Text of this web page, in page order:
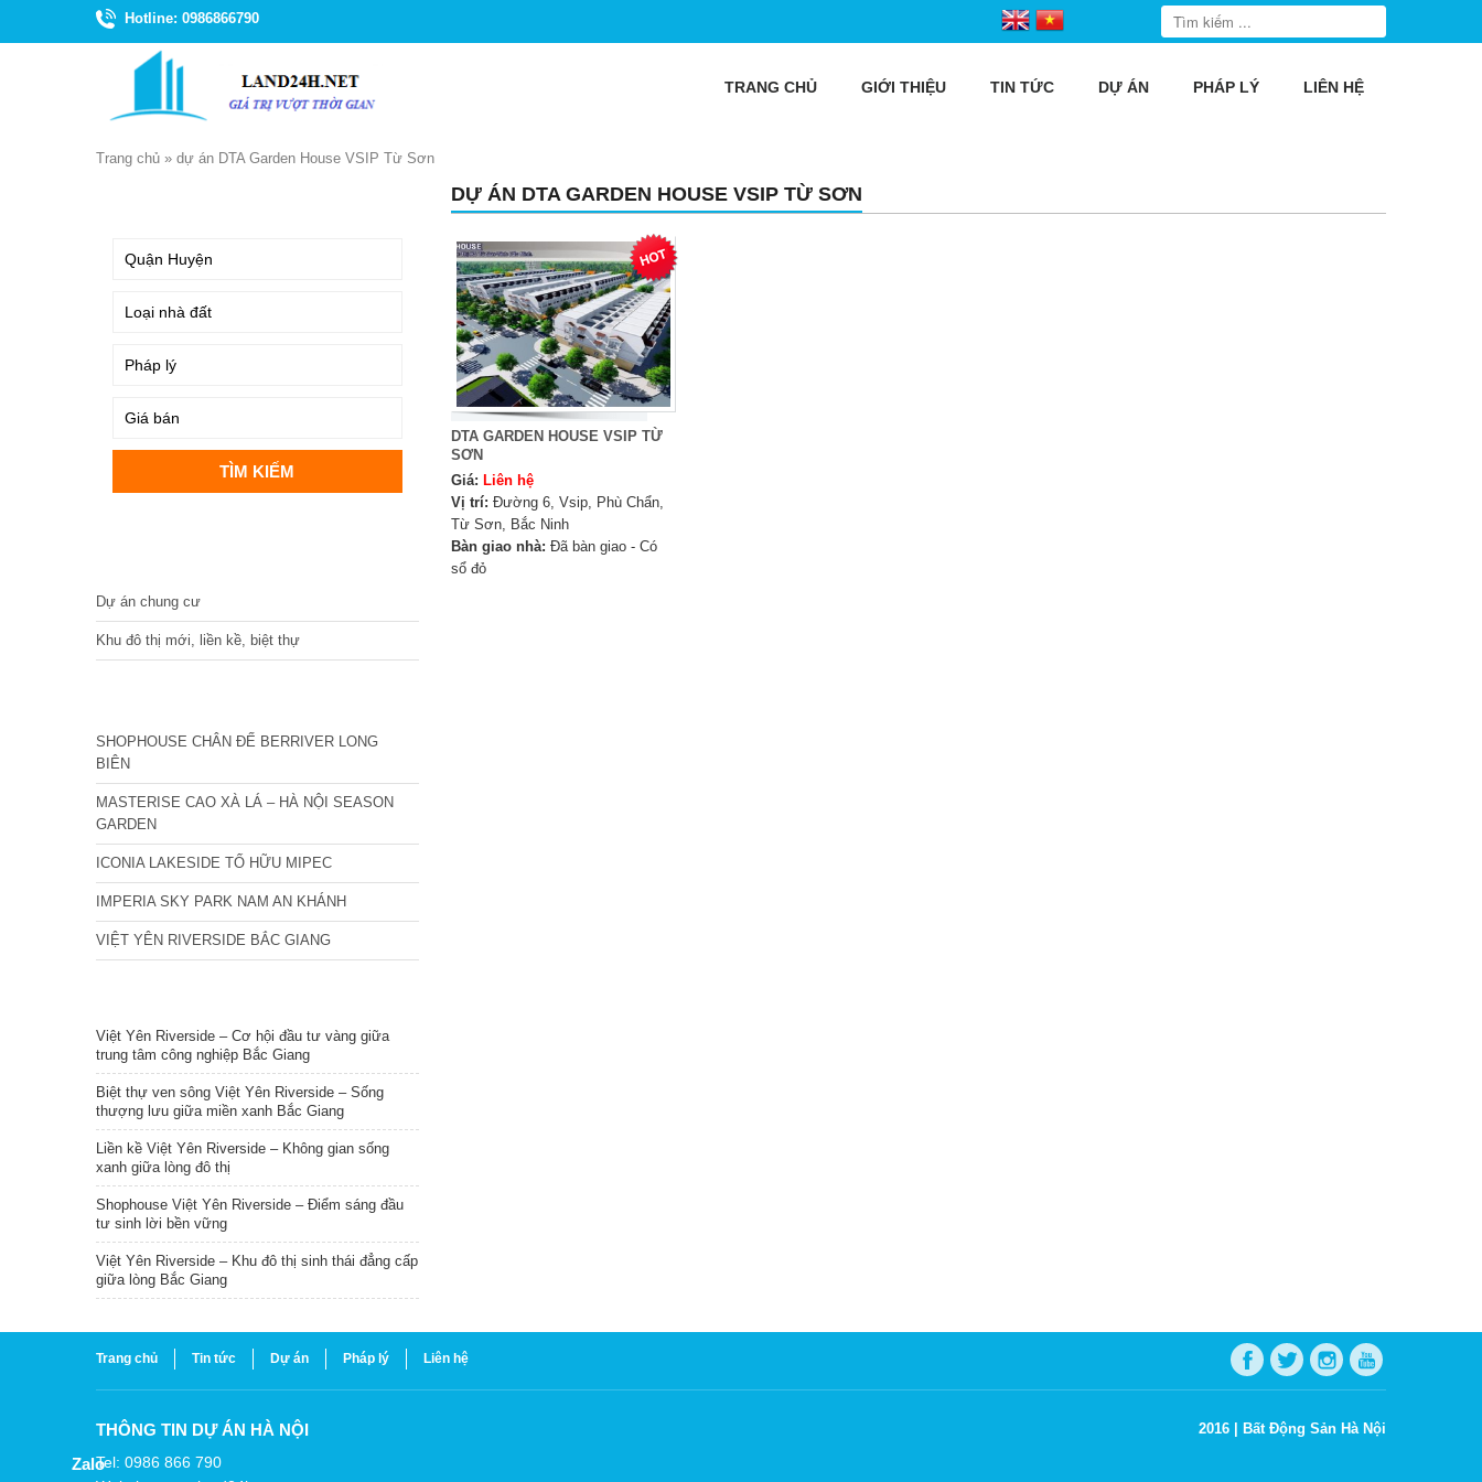
Hotline: 0986866790
TRANG CHỦ GIỚI THIỆU TIN TỨC DỰ ÁN PHÁP LÝ LIÊN HỆ
Trang chủ » dự án DTA Garden House VSIP Từ Sơn
DỰ ÁN DTA GARDEN HOUSE VSIP TỪ SƠN
DTA GARDEN HOUSE VSIP TỪ
SƠN
Giá: Liên hệ
Vị trí: Đường 6, Vsip, Phù Chẩn,
Từ Sơn, Bắc Ninh
Bàn giao nhà: Đã bàn giao - Có
sổ đỏ
Dự án chung cư
Khu đô thị mới, liền kề, biệt thự
SHOPHOUSE CHÂN ĐẾ BERRIVER LONG
BIÊN
MASTERISE CAO XÀ LÁ – HÀ NỘI SEASON
GARDEN
ICONIA LAKESIDE TỐ HỮU MIPEC
IMPERIA SKY PARK NAM AN KHÁNH
VIỆT YÊN RIVERSIDE BẮC GIANG
Việt Yên Riverside – Cơ hội đầu tư vàng giữa
trung tâm công nghiệp Bắc Giang
Biệt thự ven sông Việt Yên Riverside – Sống
thượng lưu giữa miền xanh Bắc Giang
Liền kề Việt Yên Riverside – Không gian sống
xanh giữa lòng đô thị
Shophouse Việt Yên Riverside – Điểm sáng đầu
tư sinh lời bền vững
Việt Yên Riverside – Khu đô thị sinh thái đẳng cấp
giữa lòng Bắc Giang
Trang chủ Tin tức Dự án Pháp lý Liên hệ
THÔNG TIN DỰ ÁN HÀ NỘI
Tel: 0986 866 790
2016 | Bất Động Sản Hà Nội
Zalo